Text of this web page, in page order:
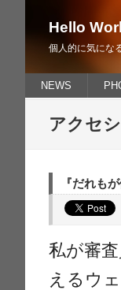
Hello
個人的に気にな
NEWS
アクセ
『だれも
私が審
えるウ